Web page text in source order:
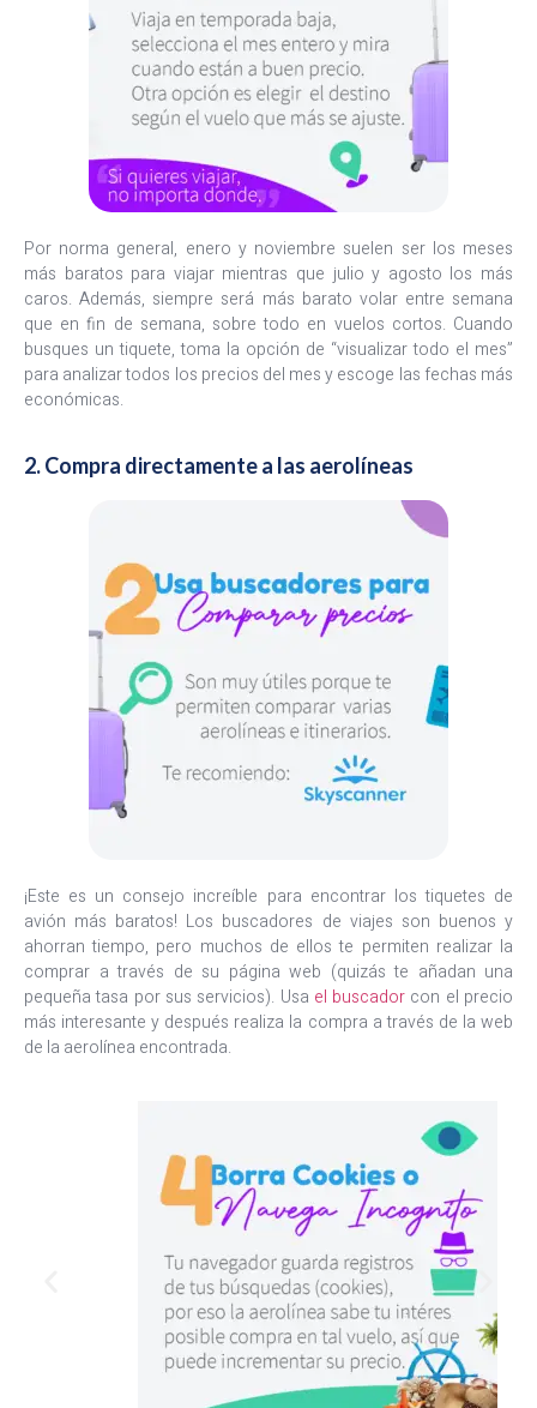
Por norma general, enero y noviembre suelen ser los meses
más baratos para viajar mientras que julio y agosto los más
caros. Además, siempre será más barato volar entre semana
que en fin de semana, sobre todo en vuelos cortos. Cuando
busques un tiquete, toma la opción de “visualizar todo el mes”
para analizar todos los precios del mes y escoge las fechas más
económicas.
2. Compra directamente a las aerolíneas
¡Este es un consejo increíble para encontrar los tiquetes de
avión más baratos! Los buscadores de viajes son buenos y
ahorran tiempo, pero muchos de ellos te permiten realizar la
comprar a través de su página web (quizás te añadan una
pequeña tasa por sus servicios). Usa el buscador con el precio
más interesante y después realiza la compra a través de la web
de la aerolínea encontrada.